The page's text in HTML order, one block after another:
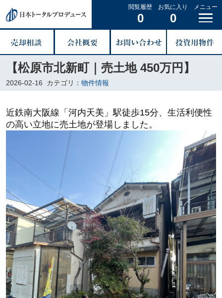
閲覧履歴
0
お気に入り
0
メニュー
【松原市北新町｜売土地 450万円】
2026-02-16 カテゴリ： 物件情報
近鉄南大阪線「河内天美」駅徒歩15分、生活利便性
の高い立地に売土地が登場しました。